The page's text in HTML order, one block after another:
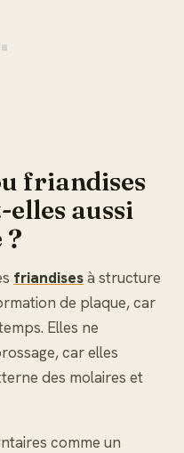
friandises
aussi
?
friandisesà structure
de plaque, car
Elles ne
car elles
des molaires et
comme un